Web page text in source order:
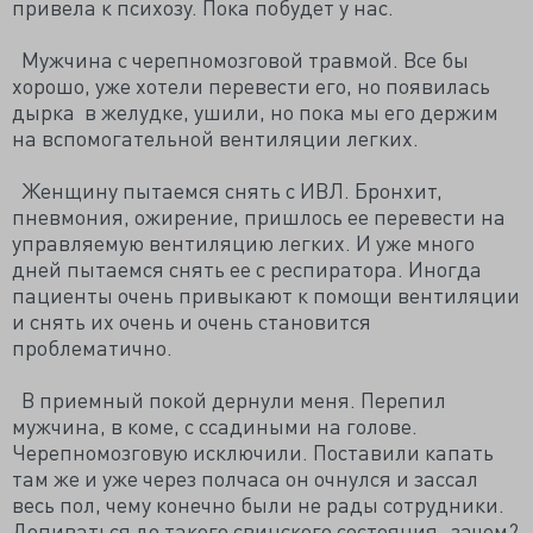
привела к психозу. Пока побудет у нас.
Мужчина с черепномозговой травмой. Все бы
хорошо, уже хотели перевести его, но появилась
дырка в желудке, ушили, но пока мы его держим
на вспомогательной вентиляции легких.
Женщину пытаемся снять с ИВЛ. Бронхит,
пневмония, ожирение, пришлось ее перевести на
управляемую вентиляцию легких. И уже много
дней пытаемся снять ее с респиратора. Иногда
пациенты очень привыкают к помощи вентиляции
и снять их очень и очень становится
проблематично.
В приемный покой дернули меня. Перепил
мужчина, в коме, с ссадиными на голове.
Черепномозговую исключили. Поставили капать
там же и уже через полчаса он очнулся и зассал
весь пол, чему конечно были не рады сотрудники.